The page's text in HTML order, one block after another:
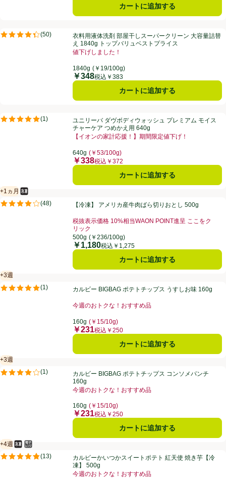
カートに追加する
衣料用液体洗剤 部屋干しスーパークリーン 大容量詰替え 1840g トッ
(50)
評価は50件のレビューで5点中4.4点。衣料用液体洗剤 部屋干しスーパークリーン 大容量詰替
え 1840g トップバリュベストプライス
値下げしました！
1840g (￥19/100g)
価格
￥348税込￥383
カートに追加する
ユニリーバ ダヴボディウォッシュ プレミアム モイスチャーケア つめ
(1 )
評価は1件のレビューで5点中5.0点。ユニリーバ ダヴボディウォッシュ プレミアム モイス
チャーケア つめかえ用 640g
【イオンの家計応援！】期間限定値下げ！
640g (￥53/100g)
価格
￥338税込￥372
カートに追加する
【冷凍】 アメリカ産牛肉ばら切りおとし 500g
+1ヵ月
賞味・消費期限保証：1ヵ月
冷凍食品
(48)
評価は48件のレビューで5点中4.0点。【冷凍】 アメリカ産牛肉ばら切りおとし 500g
税抜表示価格 10%相当WAON POINT進呈 ここをク
リック
お買い得品名：税抜表示価格 10%相当WAON POINT
500g (￥236/100g)
価格
￥1,180税込￥1,275
カートに追加する
カルビー BIGBAG ポテトチップス うすしお味 160g
+3週
賞味・消費期限保証：3週間
(1)
評価は1件のレビューで5点中5.0点。カルビー BIGBAG ポテトチップス うすしお味 160g
今週のおトクな！おすすめ品
160g (￥15/10g)
価格
￥231税込￥250
カートに追加する
カルビー BIGBAG ポテトチップス コンソメパンチ 160g
+3週
賞味・消費期限保証：3週間
(1)
評価は1件のレビューで5点中4.0点。カルビー BIGBAG ポテトチップス コンソメパンチ
160g
今週のおトクな！おすすめ品
160g (￥15/10g)
価格
￥231税込￥250
カートに追加する
カルビーかいつかスイートポテト 紅天使 焼き芋【冷凍】 500g
+4週
賞味・消費期限保証：4週間
冷凍食品
電子レンジ使用可
(13)
評価は13件のレビューで5点中4.8点。カルビーかいつかスイートポテト 紅天使 焼き芋【冷
凍】 500g
今週のおトクな！おすすめ品